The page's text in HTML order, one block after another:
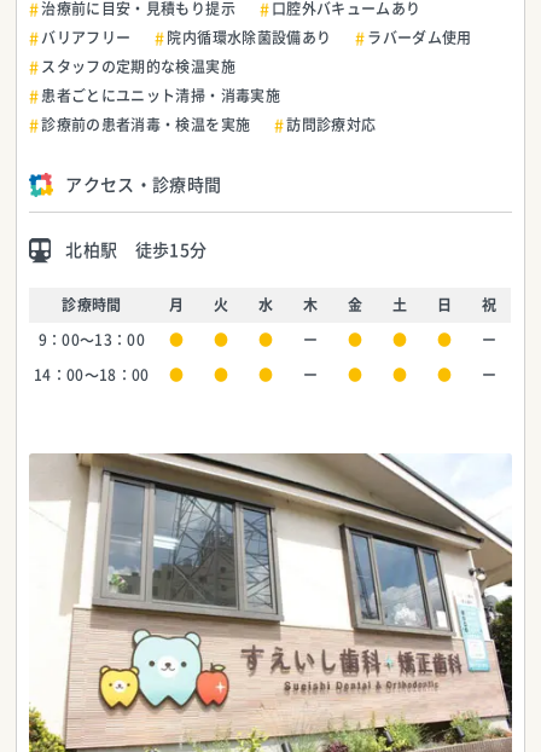
治療前に目安・見積もり提示
口腔外バキュームあり
バリアフリー
院内循環水除菌設備あり
ラバーダム使用
スタッフの定期的な検温実施
患者ごとにユニット清掃・消毒実施
診療前の患者消毒・検温を実施
訪問診療対応
アクセス・診療時間
北柏駅 徒歩15分
診療時間 月 火 水 木 金 土 日 祝
9：00～13：00 ● ● ● ー ● ● ● ー
14：00～18：00 ● ● ● ー ● ● ● ー